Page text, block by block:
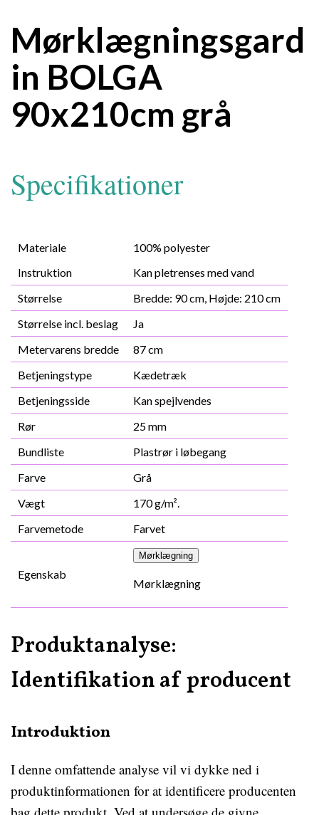
Mørklægningsgard
in BOLGA
90x210cm grå
Specifikationer
Materiale
100% polyester
Instruktion
Kan pletrenses med vand
Størrelse
Bredde: 90 cm, Højde: 210 cm
Størrelse incl. beslag
Ja
Metervarens bredde
87 cm
Betjeningstype
Kædetræk
Betjeningsside
Kan spejlvendes
Rør
25 mm
Bundliste
Plastrør i løbegang
Farve
Grå
Vægt
170 g/m².
Farvemetode
Farvet
Egenskab
Mørklægning
Mørklægning
Produktanalyse:
Identifikation af producent
Introduktion
I denne omfattende analyse vil vi dykke ned i
produktinformationen for at identificere producenten